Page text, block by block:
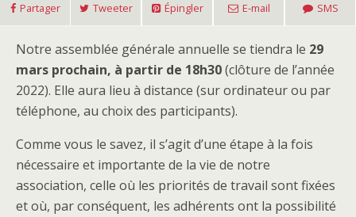
Partager Tweeter Épingler E-mail SMS
Notre assemblée générale annuelle se tiendra le 29
mars prochain, à partir de 18h30(clôture de l’année
2022). Elle aura lieu à distance (sur ordinateur ou par
téléphone, au choix des participants).
Comme vous le savez, il s’agit d’une étape à la fois
nécessaire et importante de la vie de notre
association, celle où les priorités de travail sont fixées
et où, par conséquent, les adhérents ont la possibilité